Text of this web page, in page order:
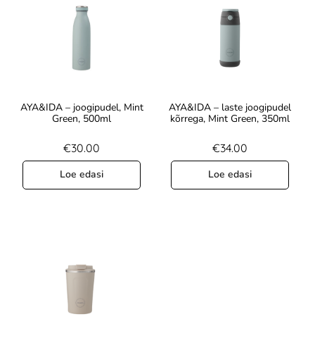
AYA&IDA – joogipudel, Mint
Green, 500ml
€30.00
Loe edasi
AYA&IDA – laste joogipudel
kõrrega, Mint Green, 350ml
€34.00
Loe edasi